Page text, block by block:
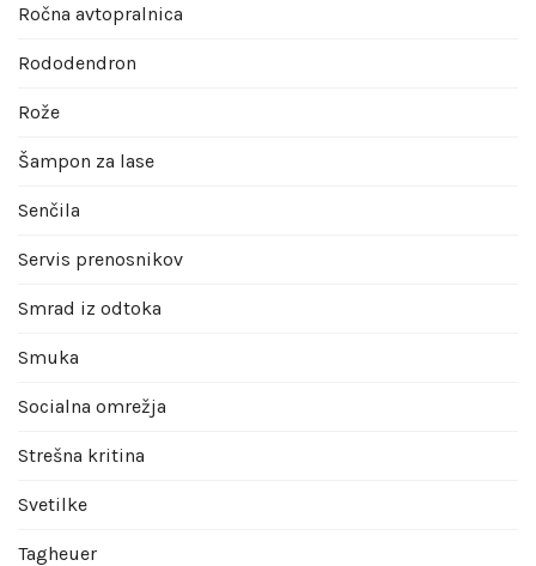
Ročna avtopralnica
Rododendron
Rože
Šampon za lase
Senčila
Servis prenosnikov
Smrad iz odtoka
Smuka
Socialna omrežja
Strešna kritina
Svetilke
Tagheuer